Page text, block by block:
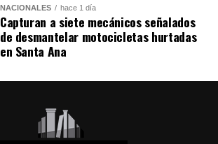
X
NACIONALES hace 1 día
Capturan a siete mecánicos señalados
de desmantelar motocicletas hurtadas
en Santa Ana